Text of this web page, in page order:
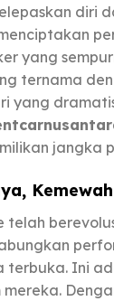
diri
yang
ternama
yang
jangka
telah
terbuka. Ini